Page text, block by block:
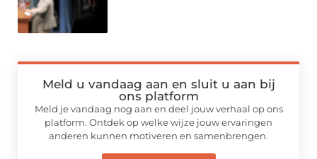
Meld u vandaag aan en sluit u aan bij
ons platform
Meld je vandaag nog aan en deel jouw verhaal op ons
platform. Ontdek op welke wijze jouw ervaringen
anderen kunnen motiveren en samenbrengen.